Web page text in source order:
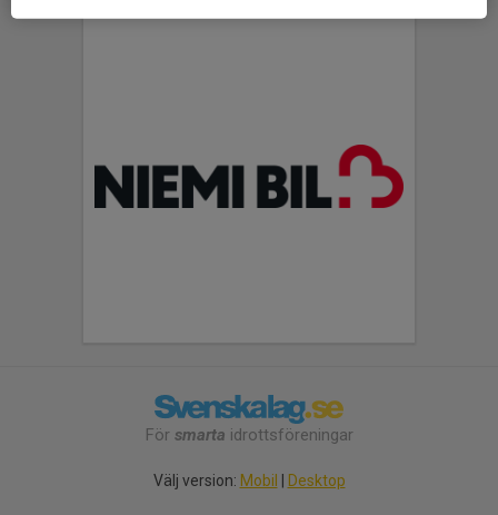
För smarta idrottsföreningar
Välj version: Mobil | Desktop